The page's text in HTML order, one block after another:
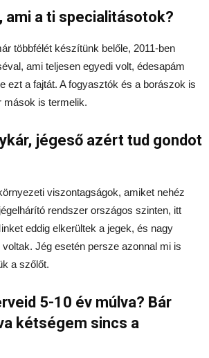
ami a ti specialitásotok?
többfélét készítünk belőle, 2011-ben
ami teljesen egyedi volt, édesapám
ezt a fajtát. A fogyasztók és a borászok is
mások is termelik.
jégeső azért tud gondot
viszontagságok, amiket nehéz
rendszer országos szinten, itt
eddig elkerültek a jegek, és nagy
Jég esetén persze azonnal mi is
a szőlőt.
5-10 év múlva? Bár
kétségem sincs a